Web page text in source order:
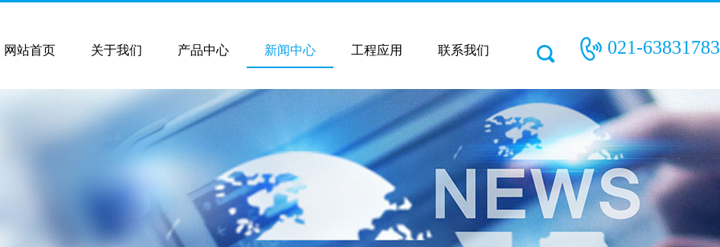
021-63831783
网站首页 关于我们 产品中心 新闻中心 工程应用 联系我们